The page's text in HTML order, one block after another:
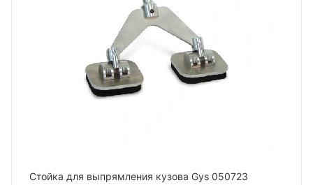
Стойка для выпрямления кузова Gys 050723